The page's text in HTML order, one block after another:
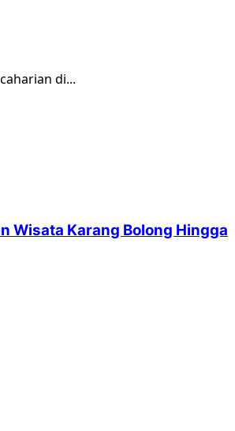
di...
Wisata Karang Bolong Hingga